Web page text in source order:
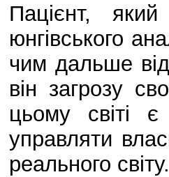
Пацієнт,
юнгівського
чим дальше
він загрозу
цьому світі
управляти
реального світу.